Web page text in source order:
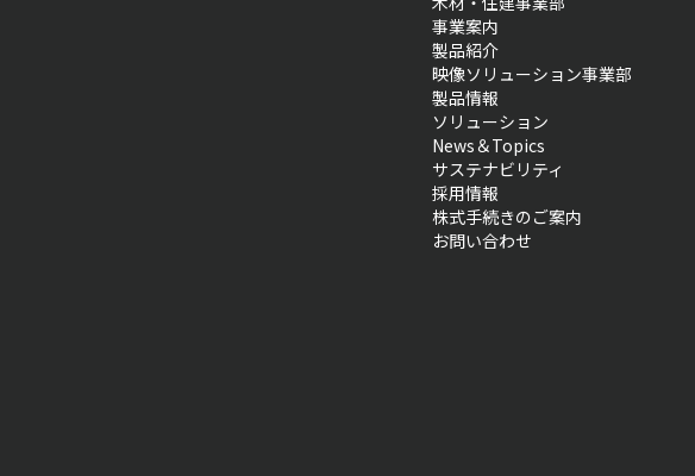
事業案内
製品紹介
映像ソリューション事業部
製品情報
ソリューション
News＆Topics
サステナビリティ
採用情報
株式手続きのご案内
お問い合わせ